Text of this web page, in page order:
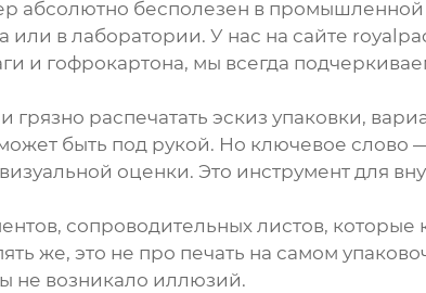
абсолютно бесполезен в
или в лаборатории. У нас на сайте
и гофрокартона, мы всегда
грязно распечатать эскиз упаковки,
быть под рукой. Но ключевое слово —
оценки. Это инструмент для
сопроводительных листов, которые
же, это не про печать на самом
не возникало иллюзий.